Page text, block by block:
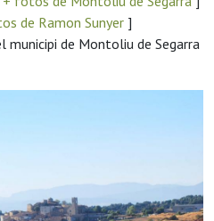
de Ramon Sunyer ]
de Montoliu de Segarra